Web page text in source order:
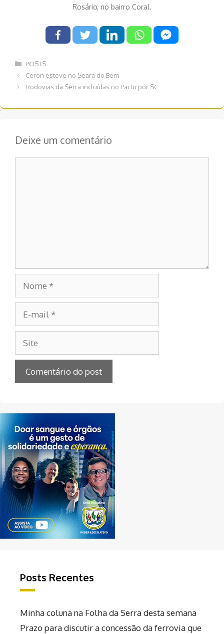
Rosário, no bairro Coral.
Categorias
POSTS
Navegação
de
Ceron esteve no Seara do Bem
Rodovias da Serra incluídas no Pacto por SC
Deixe um comentário
mail
Posts Recentes
Minha coluna na Folha da Serra desta semana
Prazo para discutir a concessão da ferrovia que